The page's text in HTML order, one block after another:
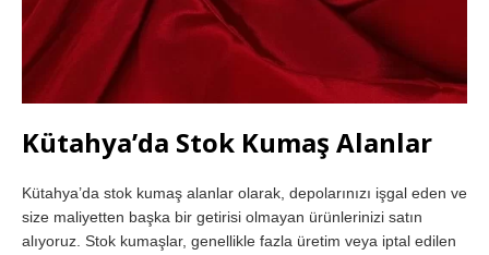
Kütahya’da Stok Kumaş Alanlar
Kütahya’da stok kumaş alanlar olarak, depolarınızı işgal eden ve
size maliyetten başka bir getirisi olmayan ürünlerinizi satın
alıyoruz. Stok kumaşlar, genellikle fazla üretim veya iptal edilen